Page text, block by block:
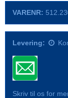
VARENR:
Levering:
Skriv til os for